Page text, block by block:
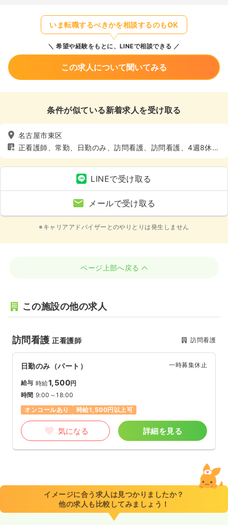
いま転職するべきかを相談するのもOK
希望や経験をもとに、LINEで相談できる
この求人について聞いてみる
条件が似ている新着求人を受け取る
名古屋市東区
正看護師、常勤、日勤のみ、訪問看護、訪問看護、4週8休以
上
LINEで受け取る
メールで受け取る
※キャリアアドバイザーとのやりとりは発生しません
ページ上部へ戻る
この施設の他の求人
訪問看護正看護師 訪問看護
日勤のみ（パート） 一時募集休止
給与 時給1,500円
時間 9:00～18:00
オンコールあり
時給1,500円以上可
気になる 詳細を見る
イメージに合う求人は見つかりましたか？
他の求人も比較してみましょう！